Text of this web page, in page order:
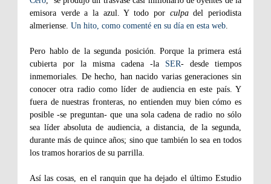
emisora verde a la azul. Y todo por culpadel periodista
almeriense. Un hito, como comenté en su día en esta web.
Pero hablo de la segunda posición. Porque la primera está
cubierta por la misma cadena -la SER- desde tiempos
inmemoriales. De hecho, han nacido varias generaciones sin
conocer otra radio como líder de audiencia en este país. Y
fuera de nuestras fronteras, no entienden muy bien cómo es
posible -se preguntan- que una sola cadena de radio no sólo
sea líder absoluta de audiencia, a distancia, de la segunda,
durante más de quince años; sino que también lo sea en todos
los tramos horarios de su parrilla.
Así las cosas, en el ranquin que ha dejado el último Estudio